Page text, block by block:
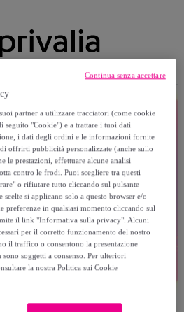
partner a utilizzare tracciatori (come cookie
"Cookie") e a trattare i tuoi dati
i dati degli ordini e le informazioni fornite
offrirti pubblicità personalizzate (anche sullo
le prestazioni, effettuare alcune analisi
contro le frodi. Puoi scegliere tra questi
o rifiutare tutto cliccando sul pulsante
scelte si applicano solo a questo browser e/o
preferenze in qualsiasi momento cliccando sul
il link "Informativa sulla privacy". Alcuni
per il corretto funzionamento del nostro
il traffico o consentono la presentazione
soggetti a consenso. Per ulteriori
la nostra Politica sui Cookie
Continua senza accettare